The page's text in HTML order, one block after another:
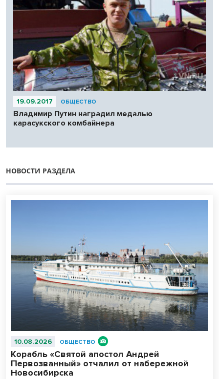
19.09.2017 ОБЩЕСТВО
Владимир Путин наградил медалью
карасукского комбайнера
НОВОСТИ РАЗДЕЛА
10.08.2026 ОБЩЕСТВО
Корабль «Святой апостол Андрей
Первозванный» отчалил от набережной
Новосибирска